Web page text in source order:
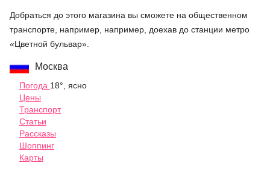
Добраться до этого магазина вы сможете на общественном
транспорте, например, например, доехав до станции метро
«Цветной бульвар».
Москва
Погода 18°, ясно
Цены
Транспорт
Статьи
Рассказы
Шоппинг
Карты